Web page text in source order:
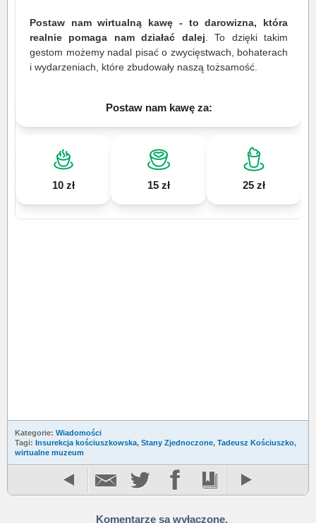
Postaw nam wirtualną kawę - to darowizna, która
realnie pomaga nam działać dalej . To dzięki takim
gestom możemy nadal pisać o zwycięstwach, bohaterach
i wydarzeniach, które zbudowały naszą tożsamość.
Postaw nam kawę za:
10 zł 15 zł 25 zł
Kategorie: Wiadomości
Tagi: Insurekcja kościuszkowska, Stany Zjednoczone, Tadeusz Kościuszko,
wirtualne muzeum
Komentarze są wyłączone.